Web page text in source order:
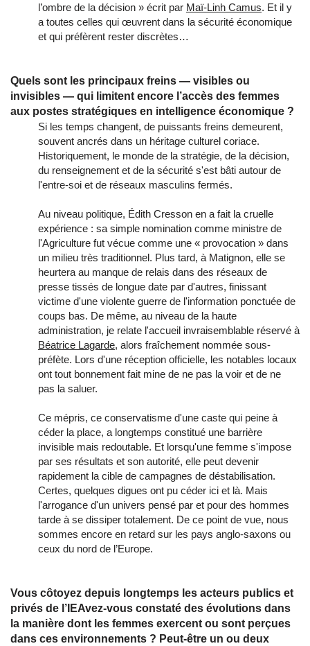
l’ombre de la décision » écrit par Maï-Linh Camus. Et il y
a toutes celles qui œuvrent dans la sécurité économique
et qui préfèrent rester discrètes…
Quels sont les principaux freins — visibles ou
invisibles — qui limitent encore l’accès des femmes
aux postes stratégiques en intelligence économique ?
Si les temps changent, de puissants freins demeurent,
souvent ancrés dans un héritage culturel coriace.
Historiquement, le monde de la stratégie, de la décision,
du renseignement et de la sécurité s'est bâti autour de
l'entre-soi et de réseaux masculins fermés.
Au niveau politique, Édith Cresson en a fait la cruelle
expérience : sa simple nomination comme ministre de
l'Agriculture fut vécue comme une « provocation » dans
un milieu très traditionnel. Plus tard, à Matignon, elle se
heurtera au manque de relais dans des réseaux de
presse tissés de longue date par d'autres, finissant
victime d'une violente guerre de l'information ponctuée de
coups bas. De même, au niveau de la haute
administration, je relate l'accueil invraisemblable réservé à
Béatrice Lagarde, alors fraîchement nommée sous-
préfète. Lors d'une réception officielle, les notables locaux
ont tout bonnement fait mine de ne pas la voir et de ne
pas la saluer.
Ce mépris, ce conservatisme d'une caste qui peine à
céder la place, a longtemps constitué une barrière
invisible mais redoutable. Et lorsqu'une femme s'impose
par ses résultats et son autorité, elle peut devenir
rapidement la cible de campagnes de déstabilisation.
Certes, quelques digues ont pu céder ici et là. Mais
l'arrogance d'un univers pensé par et pour des hommes
tarde à se dissiper totalement. De ce point de vue, nous
sommes encore en retard sur les pays anglo-saxons ou
ceux du nord de l’Europe.
Vous côtoyez depuis longtemps les acteurs publics et
privés de l’IEAvez-vous constaté des évolutions dans
la manière dont les femmes exercent ou sont perçues
dans ces environnements ? Peut-être un ou deux